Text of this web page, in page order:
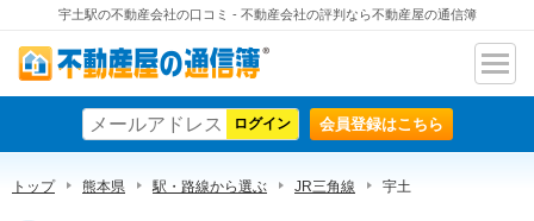
宇土駅の不動産会社の口コミ - 不動産会社の評判なら不動産屋の通信簿
不動産屋の通信簿
ナビ
ン
会員登録はこちら
トップ 熊本県 駅・路線から選ぶ JR三角線 宇土